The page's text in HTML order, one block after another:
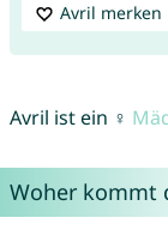
Avril merken
Avril ist ein ♀
Woher kommt